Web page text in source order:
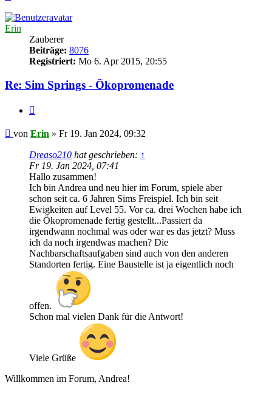
Erin
Zauberer
Beiträge: 8076
Registriert: Mo 6. Apr 2015, 20:55
Re: Sim Springs - Ökopromenade
Beitrag
von Erin » Fr 19. Jan 2024, 09:32
Dreaso210 hat geschrieben: ↑
Fr 19. Jan 2024, 07:41
Hallo zusammen!
Ich bin Andrea und neu hier im Forum, spiele aber
schon seit ca. 6 Jahren Sims Freispiel. Ich bin seit
Ewigkeiten auf Level 55. Vor ca. drei Wochen habe ich
die Ökopromenade fertig gestellt...Passiert da
irgendwann nochmal was oder war es das jetzt? Muss
ich da noch irgendwas machen? Die
Nachbarschaftsaufgaben sind auch von den anderen
Standorten fertig. Eine Baustelle ist ja eigentlich noch
offen.
Schon mal vielen Dank für die Antwort!
Viele Grüße
Willkommen im Forum, Andrea!